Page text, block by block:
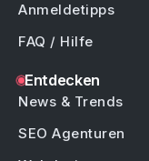
Anmeldetipps
FAQ / Hilfe
Entdecken
News & Trends
SEO Agenturen